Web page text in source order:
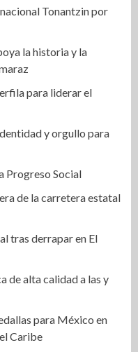
Tonantzin por
la historia y la
para liderar el
y orgullo para
Progreso Social
de la carretera estatal
tras derrapar en El
de alta calidad a las y
para México en
Caribe